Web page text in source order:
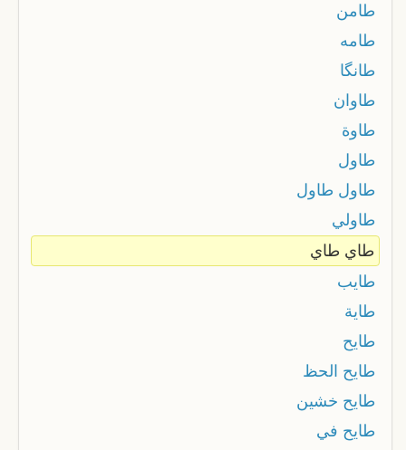
طامن
طامه
طانگا
طاوان
طاوة
طاول
طاول طاول
طاولي
طاي طاي
طايب
طاية
طايح
طايح الحظ
طايح خشين
طايح في